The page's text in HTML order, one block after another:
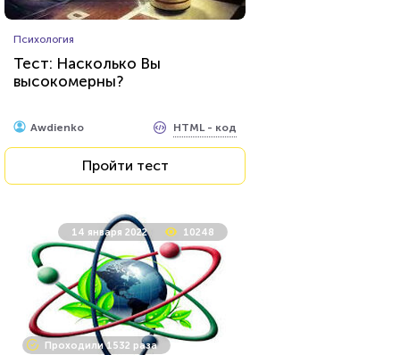
Психология
Тест: Насколько Вы
высокомерны?
Awdienko HTML - код
Пройти тест
14 января 2022 10248
Проходили 1532 раза